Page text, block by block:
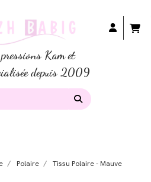
Kam et
depuis 2009
Polaire Tissu Polaire - Mauve